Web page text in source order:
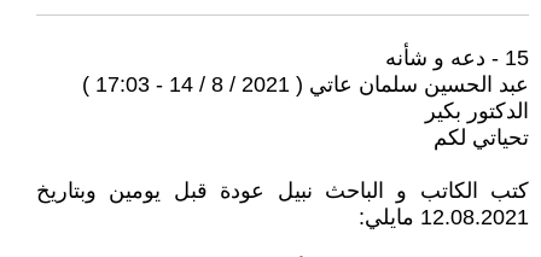
15 - دعه و شأنه
عبد الحسين سلمان عاتي ( 2021 / 8 / 14 - 17:03 )
الدكتور بكير
تحياتي لكم
كتب الكاتب و الباحث نبيل عودة قبل يومين وبتاريخ
12.08.2021 مايلي: